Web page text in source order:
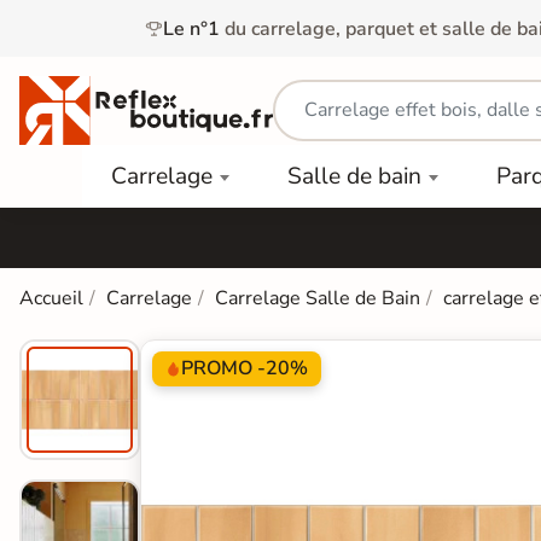
Le n°1 du carrelage, parquet et salle de
Carrelage
Carrelage
Extérieur
Dalle
Terrasse
Sur Plot
Carrelage
Salle de
Bain
Colle &
Finition
Salle de bain
Douche
Baignoires
et Balnéos
Carrelage
Salle de
Bain
Contrecollé
PAR
Stratifié
Bois
clair
TYPE
PVC
Dalles
PVC
Lames
Accueil Carrelage Carrelage Salle de Bain carrelage
PROMO -20%